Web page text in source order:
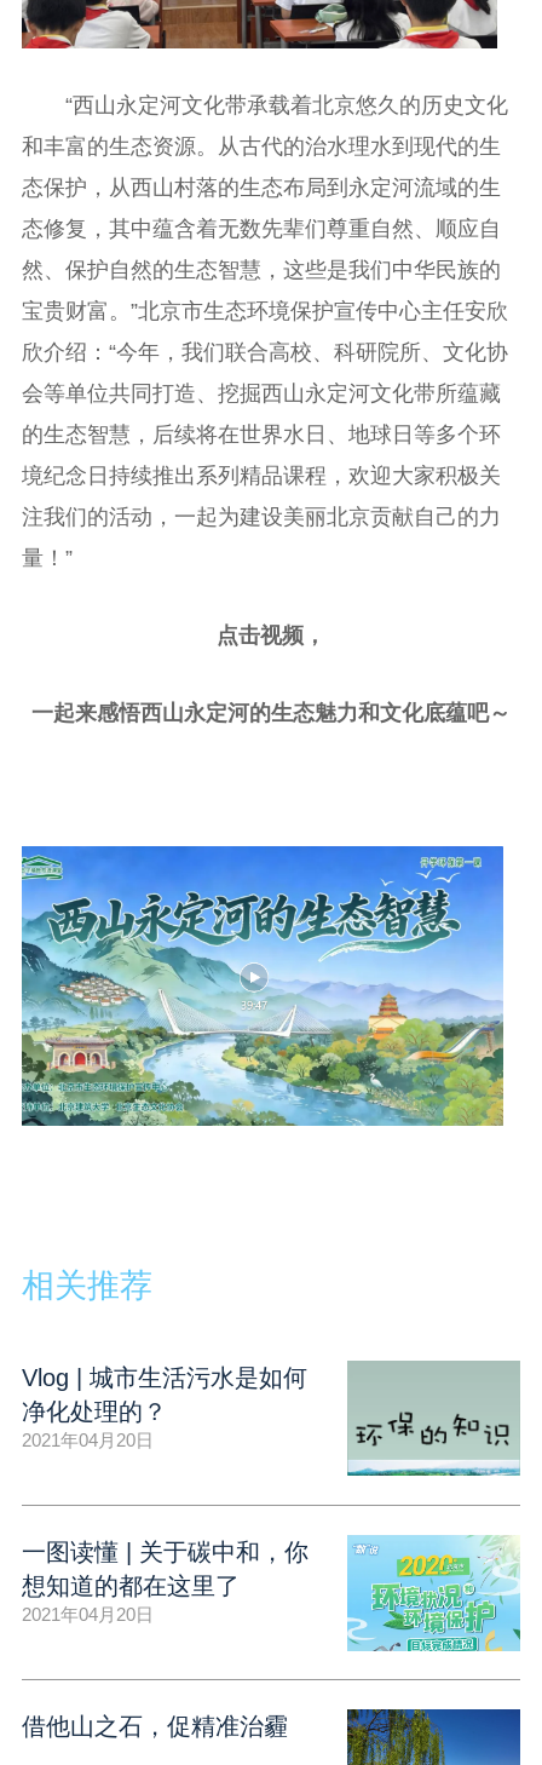
“西山永定河文化带承载着北京悠久的历史文化
和丰富的生态资源。从古代的治水理水到现代的生
态保护，从西山村落的生态布局到永定河流域的生
态修复，其中蕴含着无数先辈们尊重自然、顺应自
然、保护自然的生态智慧，这些是我们中华民族的
宝贵财富。”北京市生态环境保护宣传中心主任安欣
欣介绍：“今年，我们联合高校、科研院所、文化协
会等单位共同打造、挖掘西山永定河文化带所蕴藏
的生态智慧，后续将在世界水日、地球日等多个环
境纪念日持续推出系列精品课程，欢迎大家积极关
注我们的活动，一起为建设美丽北京贡献自己的力
量！”
点击视频，
一起来感悟西山永定河的生态魅力和文化底蕴吧～
相关推荐
Vlog | 城市生活污水是如何
净化处理的？
2021年04月20日
一图读懂 | 关于碳中和，你
想知道的都在这里了
2021年04月20日
借他山之石，促精准治霾